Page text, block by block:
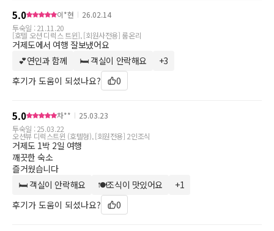
니다.
확인사항 및 기타
* 일회용품 그린캠페인 일환으로 칫솔, 치약, 면도기 유료
5.0 이*현
26.02.14
투숙일 :21.11.20
[호텔 오션 디럭스 트윈], [회원사전용] 룸온리
거제도에서 여행 잘보냈어요
💕연인과 함께
🛏 객실이 안락해요 키워드 더보기
+3
후기가 도움이 되셨나요?
0
5.0 차**
25.03.23
투숙일 :25.03.22
오션뷰 디럭스트윈 (호텔형), [회원전용] 2인조식
거제도 1박 2일 여행
깨끗한 숙소
즐거웠습니다
🛏 객실이 안락해요
🍽조식이 맛있어요 키워드 더보기
+1
후기가 도움이 되셨나요?
0